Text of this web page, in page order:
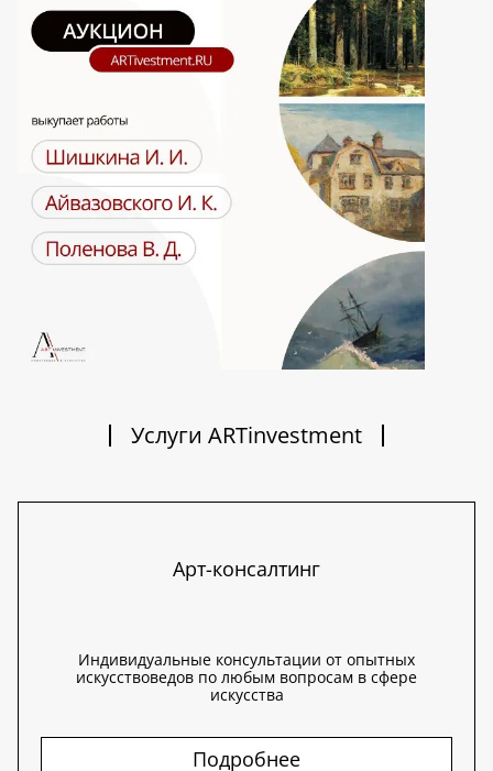
Услуги ARTinvestment
Арт-консалтинг
Индивидуальные консультации от опытных
искусствоведов по любым вопросам в сфере
искусства
Подробнее